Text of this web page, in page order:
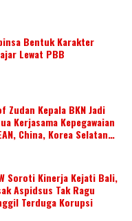
Bentuk Karakter
Lewat PBB
Zudan Kepala BKN Jadi
Kerjasama Kepegawaian
China, Korea Selatan
Soroti Kinerja Kejati Bali,
Aspidsus Tak Ragu
Terduga Korupsi